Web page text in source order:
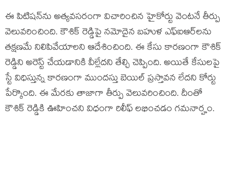
ఈ పిటిషన్‌ను అత్యవసరంగా విచారించిన హైకోర్టు వెంటనే తీర్పు
వెలువరించింది. కౌశిక్ రెడ్డిపై నమోదైన బహుళ ఎఫ్‌ఐఆర్‌లను
తక్షణమే నిలిపివేయాలని ఆదేశించింది. ఈ కేసు కారణంగా కౌశిక్
రెడ్డిని అరెస్ట్ చేయడానికి వీల్లేదని తేల్చి చెప్పింది. అయితే కేసులపై
స్టే విధిస్తున్న కారణంగా ముందస్తు బెయిల్ ప్రస్తావన లేదని కోర్టు
పేర్కొంది. ఈ మేరకు తాజాగా తీర్పు వెలువరించింది. దీంతో
కౌశిక్ రెడ్డికి ఊహించని విధంగా రిలీఫ్ లభించడం గమనార్హం.